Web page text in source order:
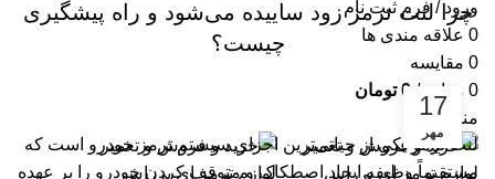
ورود / فرم ثبت نام
0 علاقه مندی ها
0 مقایسه
0 موارد /
0 تومان
منو
چرا لنت ترمز زود ساییده می‌شود و راه پیشگیری
چیست؟
17
مهر
لنت ترمز یکی از حیاتی‌ترین اجزای سیستم ترمز خودرو است که
مستقیماً وظیفه ایجاد اصطکاک و متوقف کردن خودرو را بر عهده